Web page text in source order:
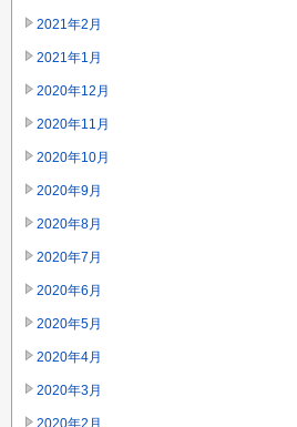
2021年2月
2021年1月
2020年12月
2020年11月
2020年10月
2020年9月
2020年8月
2020年7月
2020年6月
2020年5月
2020年4月
2020年3月
2020年2月